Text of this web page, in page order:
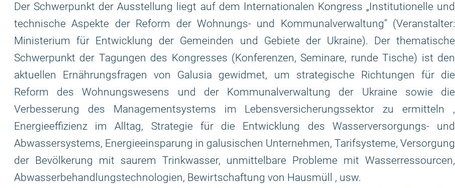
Der Schwerpunkt der Ausstellung liegt auf dem Internationalen Kongress „Institutionelle und
technische Aspekte der Reform der Wohnungs- und Kommunalverwaltung“ (Veranstalter:
Ministerium für Entwicklung der Gemeinden und Gebiete der Ukraine). Der thematische
Schwerpunkt der Tagungen des Kongresses (Konferenzen, Seminare, runde Tische) ist den
aktuellen Ernährungsfragen von Galusia gewidmet, um strategische Richtungen für die
Reform des Wohnungswesens und der Kommunalverwaltung der Ukraine sowie die
Verbesserung des Managementsystems im Lebensversicherungssektor zu ermitteln ,
Energieeffizienz im Alltag, Strategie für die Entwicklung des Wasserversorgungs- und
Abwassersystems, Energieeinsparung in galusischen Unternehmen, Tarifsysteme, Versorgung
der Bevölkerung mit saurem Trinkwasser, unmittelbare Probleme mit Wasserressourcen,
Abwasserbehandlungstechnologien, Bewirtschaftung von Hausmüll , usw.